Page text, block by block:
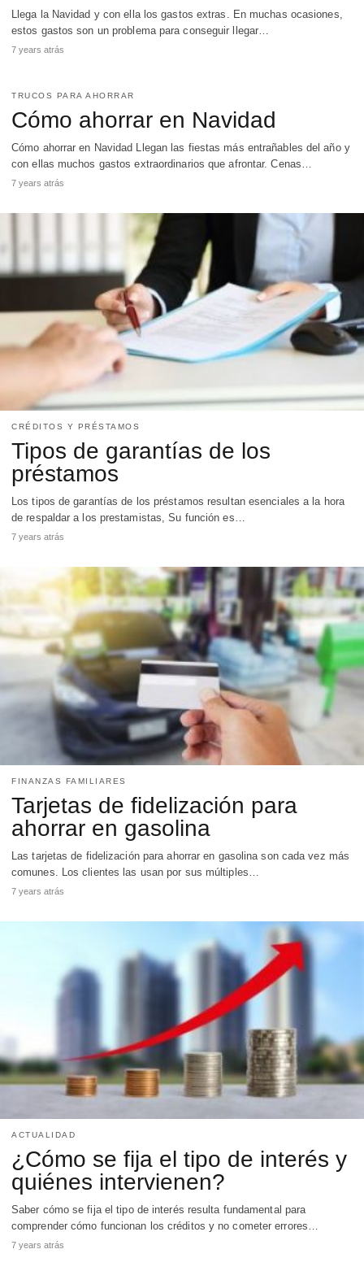
Llega la Navidad y con ella los gastos extras. En muchas ocasiones,
estos gastos son un problema para conseguir llegar…
7 years atrás
TRUCOS PARA AHORRAR
Cómo ahorrar en Navidad
Cómo ahorrar en Navidad Llegan las fiestas más entrañables del año y
con ellas muchos gastos extraordinarios que afrontar. Cenas…
7 years atrás
CRÉDITOS Y PRÉSTAMOS
Tipos de garantías de los
préstamos
Los tipos de garantías de los préstamos resultan esenciales a la hora
de respaldar a los prestamistas, Su función es…
7 years atrás
FINANZAS FAMILIARES
Tarjetas de fidelización para
ahorrar en gasolina
Las tarjetas de fidelización para ahorrar en gasolina son cada vez más
comunes. Los clientes las usan por sus múltiples…
7 years atrás
ACTUALIDAD
¿Cómo se fija el tipo de interés y
quiénes intervienen?
Saber cómo se fija el tipo de interés resulta fundamental para
comprender cómo funcionan los créditos y no cometer errores…
7 years atrás